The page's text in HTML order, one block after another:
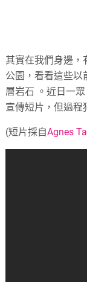
其實在我們身邊，
公園，看看這些以
層岩石 。近日一
宣傳短片，但過程
(短片採自Agnes